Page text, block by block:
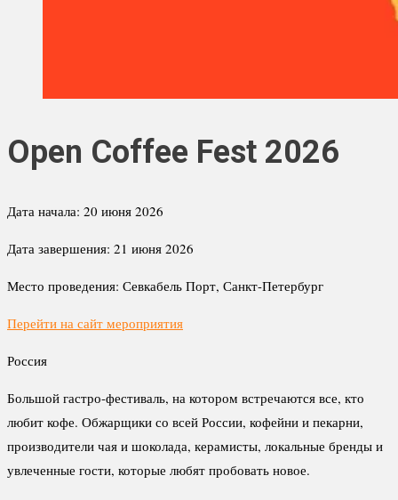
Open Coffee Fest 2026
Дата начала: 20 июня 2026
Дата завершения: 21 июня 2026
Место проведения: Севкабель Порт, Санкт-Петербург
Перейти на сайт мероприятия
Россия
Большой гастро-фестиваль, на котором встречаются все, кто
любит кофе. Обжарщики со всей России, кофейни и пекарни,
производители чая и шоколада, керамисты, локальные бренды и
увлеченные гости, которые любят пробовать новое.